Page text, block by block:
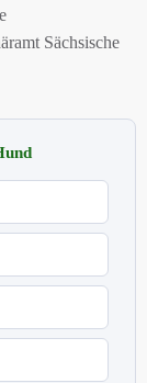
Sächsische